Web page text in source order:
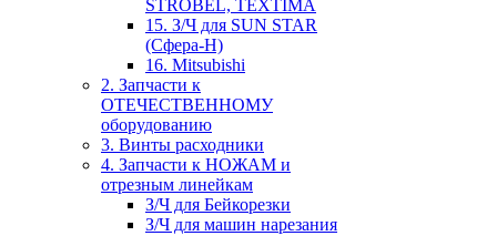
STROBEL, TEXTIMA
15. З/Ч для SUN STAR
(Сфера-Н)
16. Mitsubishi
2. Запчасти к
ОТЕЧЕСТВЕННОМУ
оборудованию
3. Винты расходники
4. Запчасти к НОЖАМ и
отрезным линейкам
З/Ч для Бейкорезки
З/Ч для машин нарезания